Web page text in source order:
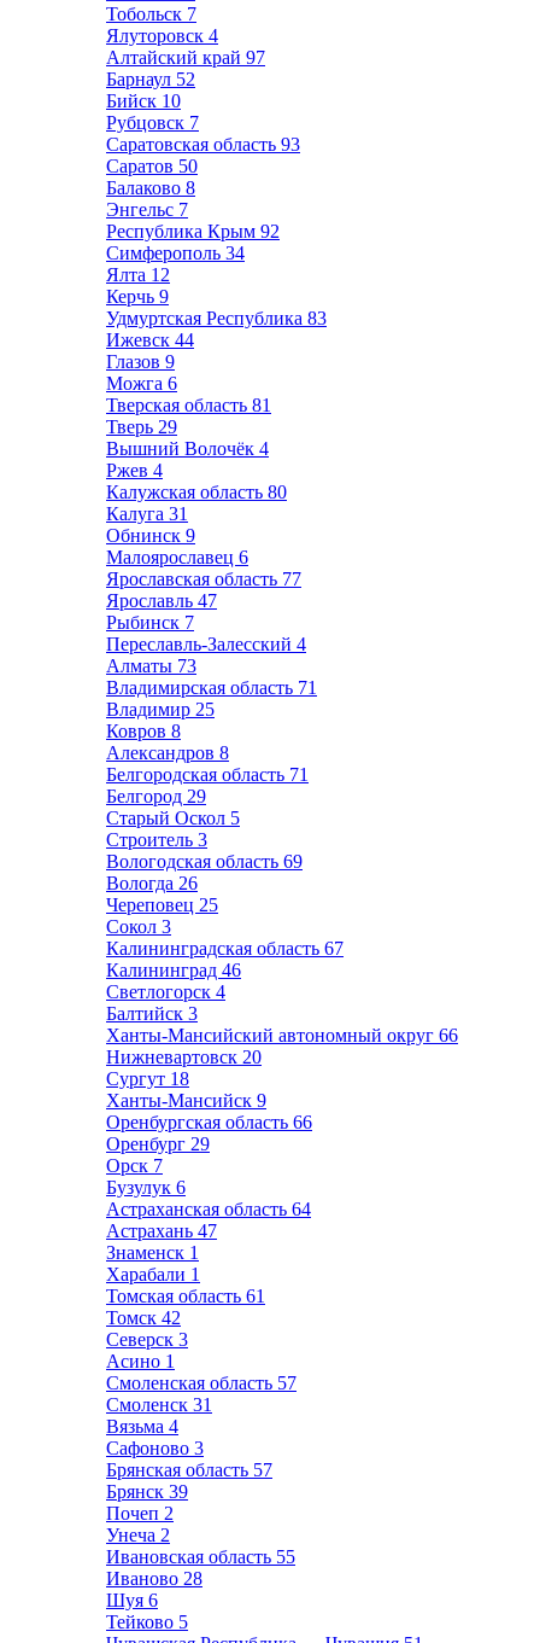
Тобольск 7
Ялуторовск 4
Алтайский край 97
Барнаул 52
Бийск 10
Рубцовск 7
Саратовская область 93
Саратов 50
Балаково 8
Энгельс 7
Республика Крым 92
Симферополь 34
Ялта 12
Керчь 9
Удмуртская Республика 83
Ижевск 44
Глазов 9
Можга 6
Тверская область 81
Тверь 29
Вышний Волочёк 4
Ржев 4
Калужская область 80
Калуга 31
Обнинск 9
Малоярославец 6
Ярославская область 77
Ярославль 47
Рыбинск 7
Переславль-Залесский 4
Алматы 73
Владимирская область 71
Владимир 25
Ковров 8
Александров 8
Белгородская область 71
Белгород 29
Старый Оскол 5
Строитель 3
Вологодская область 69
Вологда 26
Череповец 25
Сокол 3
Калининградская область 67
Калининград 46
Светлогорск 4
Балтийск 3
Ханты-Мансийский автономный округ 66
Нижневартовск 20
Сургут 18
Ханты-Мансийск 9
Оренбургская область 66
Оренбург 29
Орск 7
Бузулук 6
Астраханская область 64
Астрахань 47
Знаменск 1
Харабали 1
Томская область 61
Томск 42
Северск 3
Асино 1
Смоленская область 57
Смоленск 31
Вязьма 4
Сафоново 3
Брянская область 57
Брянск 39
Почеп 2
Унеча 2
Ивановская область 55
Иваново 28
Шуя 6
Тейково 5